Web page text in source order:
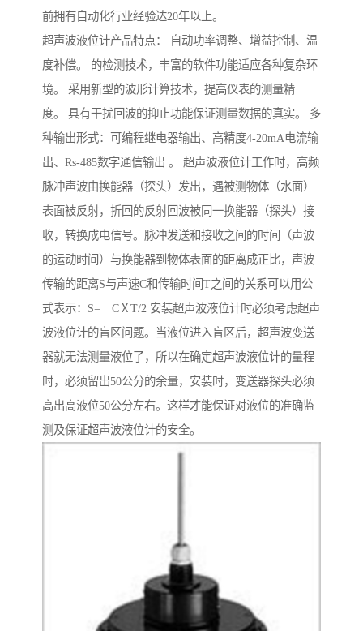
前拥有自动化行业经验达20年以上。
超声波液位计产品特点： 自动功率调整、增益控制、温
度补偿。 的检测技术，丰富的软件功能适应各种复杂环
境。 采用新型的波形计算技术，提高仪表的测量精
度。 具有干扰回波的抑止功能保证测量数据的真实。 多
种输出形式：可编程继电器输出、高精度4-20mA电流输
出、Rs-485数字通信输出 。 超声波液位计工作时，高频
脉冲声波由换能器（探头）发出，遇被测物体（水面）
表面被反射，折回的反射回波被同一换能器（探头）接
收，转换成电信号。脉冲发送和接收之间的时间（声波
的运动时间）与换能器到物体表面的距离成正比，声波
传输的距离S与声速C和传输时间T之间的关系可以用公
式表示：S= CⅩT/2 安装超声波液位计时必须考虑超声
波液位计的盲区问题。当液位进入盲区后，超声波变送
器就无法测量液位了，所以在确定超声波液位计的量程
时，必须留出50公分的余量，安装时，变送器探头必须
高出高液位50公分左右。这样才能保证对液位的准确监
测及保证超声波液位计的安全。